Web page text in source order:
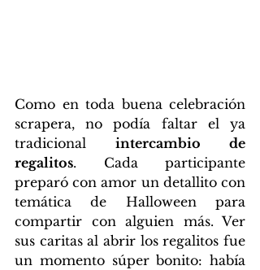
Como en toda buena celebración
scrapera, no podía faltar el ya
tradicional intercambio de
regalitos. Cada participante
preparó con amor un detallito con
temática de Halloween para
compartir con alguien más. Ver
sus caritas al abrir los regalitos fue
un momento súper bonito: había